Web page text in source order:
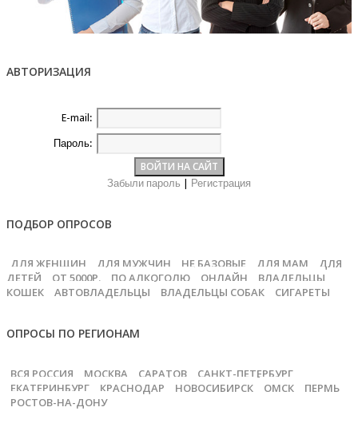
АВТОРИЗАЦИЯ
E-mail:
Пароль:
Забыли пароль Регистрация
ПОДБОР ОПРОСОВ
ДЛЯ ЖЕНЩИН ДЛЯ МУЖЧИН НЕ БАЗОВЫЕ ДЛЯ МАМ
ДЛЯ
ДЕТЕЙ
ОТ 5000Р. ПО АЛКОГОЛЮ ОНЛАЙН
ВЛАДЕЛЬЦЫ
КОШЕК
АВТОВЛАДЕЛЬЦЫ ВЛАДЕЛЬЦЫ СОБАК СИГАРЕТЫ
ОПРОСЫ ПО РЕГИОНАМ
ВСЯ РОССИЯ МОСКВА САРАТОВ
САНКТ-ПЕТЕРБУРГ
ЕКАТЕРИНБУРГ
КРАСНОДАР НОВОСИБИРСК ОМСК
ПЕРМЬ
РОСТОВ-НА-ДОНУ